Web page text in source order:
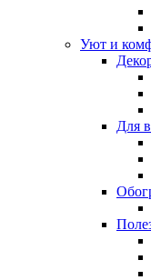
Уют и
Для